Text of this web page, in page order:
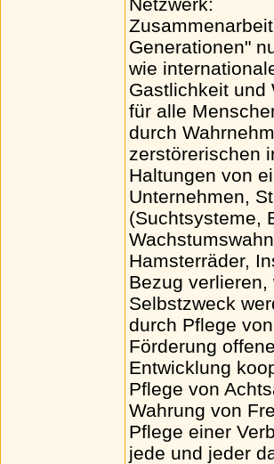
Generationen"
wie
Gastlichkeit und
für alle
durch
zerstörerischen
Haltungen von
Unternehmen,
(Suchtsysteme,
Hamsterräder,
Bezug
Selbstzweck
durch Pflege
Förderung
Entwicklung
Pflege von
Wahrung von
Pflege einer
jede und jeder